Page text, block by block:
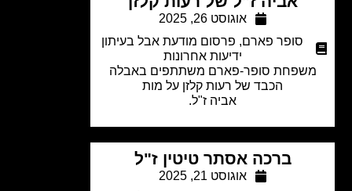
אוגוסט 26, 2025
סופר פארם,פרסום מודעת אבל בעיתון
ידיעות אחרונות
סופר-פארם משתתפים באבלה
הכבד של רעות קלזן על מות
אביה ז"ל.
ברכה אסתר טיטין ז"ל
אוגוסט 21, 2025